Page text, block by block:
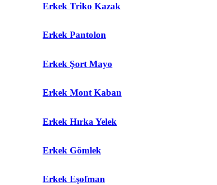
Erkek Triko Kazak
Erkek Pantolon
Erkek Şort Mayo
Erkek Mont Kaban
Erkek Hırka Yelek
Erkek Gömlek
Erkek Eşofman